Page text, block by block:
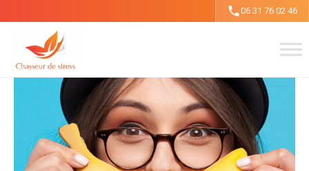
contenu
06 31 76 02 46